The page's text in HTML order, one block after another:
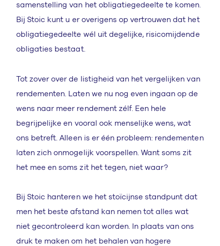
samenstelling van het obligatiegedeelte te komen.
Bij Stoic kunt u er overigens op vertrouwen dat het
obligatiegedeelte wél uit degelijke, risicomijdende
obligaties bestaat.
Tot zover over de listigheid van het vergelijken van
rendementen. Laten we nu nog even ingaan op de
wens naar meer rendement zélf. Een hele
begrijpelijke en vooral ook menselijke wens, wat
ons betreft. Alleen is er één probleem: rendementen
laten zich onmogelijk voorspellen. Want soms zit
het mee en soms zit het tegen, niet waar?
Bij Stoic hanteren we het stoïcijnse standpunt dat
men het beste afstand kan nemen tot alles wat
niet gecontroleerd kan worden. In plaats van ons
druk te maken om het behalen van hogere